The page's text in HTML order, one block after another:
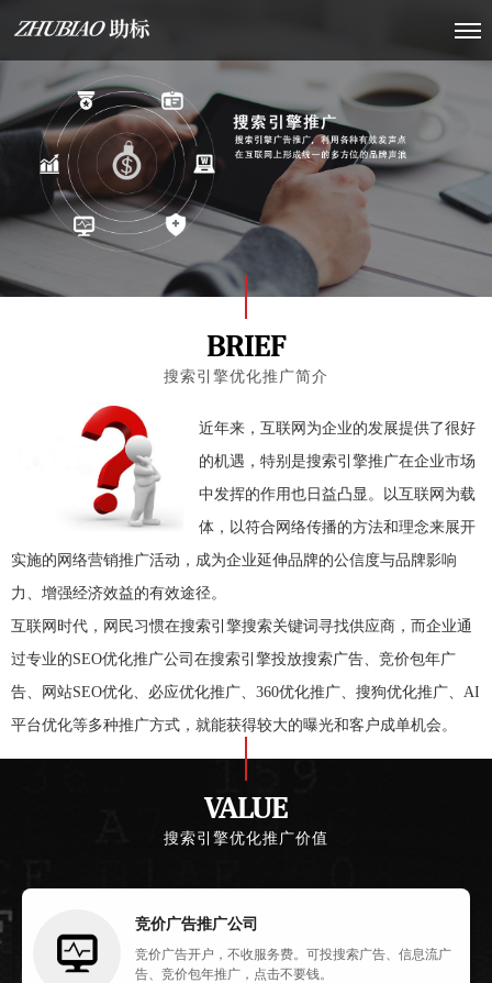
BRIEF
搜索引擎优化推广简介
近年来，互联网为企业的发展提供了很好
的机遇，特别是搜索引擎推广在企业市场
中发挥的作用也日益凸显。以互联网为载
体，以符合网络传播的方法和理念来展开
实施的网络营销推广活动，成为企业延伸品牌的公信度与品牌影响
力、增强经济效益的有效途径。
互联网时代，网民习惯在搜索引擎搜索关键词寻找供应商，而企业通
过专业的SEO优化推广公司在搜索引擎投放搜索广告、竞价包年广
告、网站SEO优化、必应优化推广、360优化推广、搜狗优化推广、AI
平台优化等多种推广方式，就能获得较大的曝光和客户成单机会。
VALUE
搜索引擎优化推广价值
竞价广告推广公司
竞价广告开户，不收服务费。可投搜索广告、信息流广
告、竞价包年推广，点击不要钱。